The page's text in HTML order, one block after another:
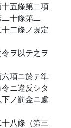
五條第二項
十條第二
二條ノ規定
ヲ以テ之ヲ
項ニ於テ準
ニ違反シタ
ノ罰金ニ處
八條（第三